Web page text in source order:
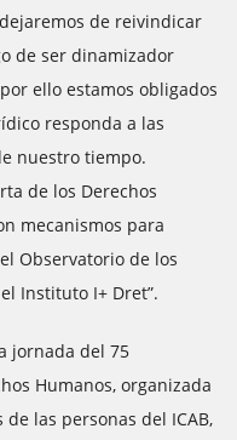
de reivindicar
de ser dinamizador
ello estamos obligados
responda a las
nuestro tiempo.
de los Derechos
mecanismos para
Observatorio de los
Instituto I+ Dret”.
jornada del 75
Humanos, organizada
las personas del ICAB,